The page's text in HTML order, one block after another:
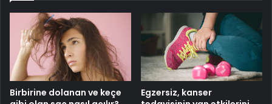
Birbirine dolanan ve keçe
Egzersiz, kanser